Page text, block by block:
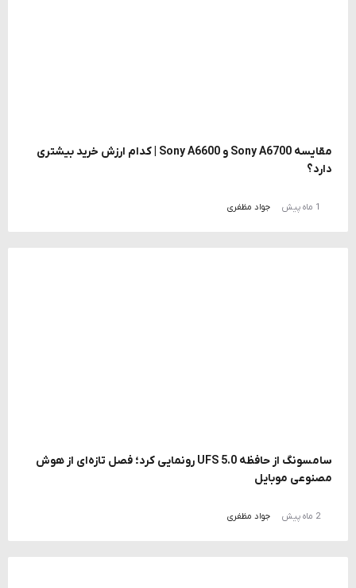
مقایسه Sony A6700 و Sony A6600 | کدام ارزش خرید بیشتری
دارد؟
1 ماه پیش جواد مظفری
سامسونگ از حافظه UFS 5.0 رونمایی کرد؛ فصل تازه‌ای از هوش
مصنوعی موبایل
2 ماه پیش جواد مظفری